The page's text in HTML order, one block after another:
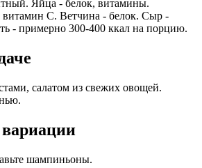
Яйца - белок, витамины.
витамин C. Ветчина - белок. Сыр -
- примерно 300-400 ккал на порцию.
салатом из свежих овощей.
шампиньоны.